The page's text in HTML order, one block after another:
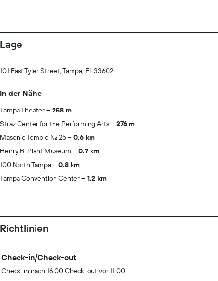
Lage
101 East Tyler Street, Tampa, FL 33602
In der Nähe
Tampa Theater
258 m
Straz Center for the Performing Arts
276 m
Masonic Temple No. 25
0.6 km
Henry B. Plant Museum
0.7 km
100 North Tampa
0.8 km
Tampa Convention Center
1.2 km
Richtlinien
Check-in/Check-out
Check-in nach 16:00 Check-out vor 11:00.